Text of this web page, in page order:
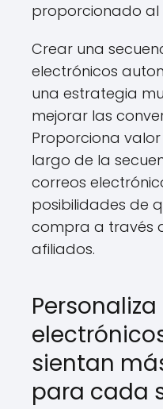
proporcionado al
Crear una
electrónicos
una estrategia
mejorar las
Proporciona
largo de la
correos
posibilidades de
compra a través
afiliados.
sientan
para cada